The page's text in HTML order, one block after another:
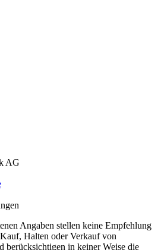
AG
Angaben stellen keine Empfehlung
Halten oder Verkauf von
berücksichtigen in keiner Weise die